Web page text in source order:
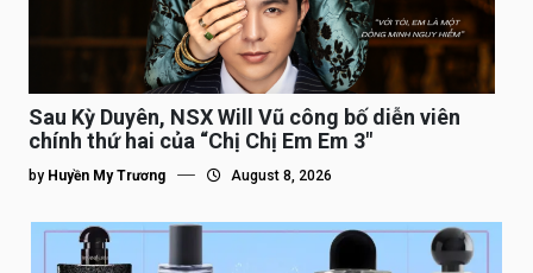
Sau Kỳ Duyên, NSX Will Vũ công bố diễn viên
chính thứ hai của “Chị Chị Em Em 3″
by Huyền My Trương August 8, 2026